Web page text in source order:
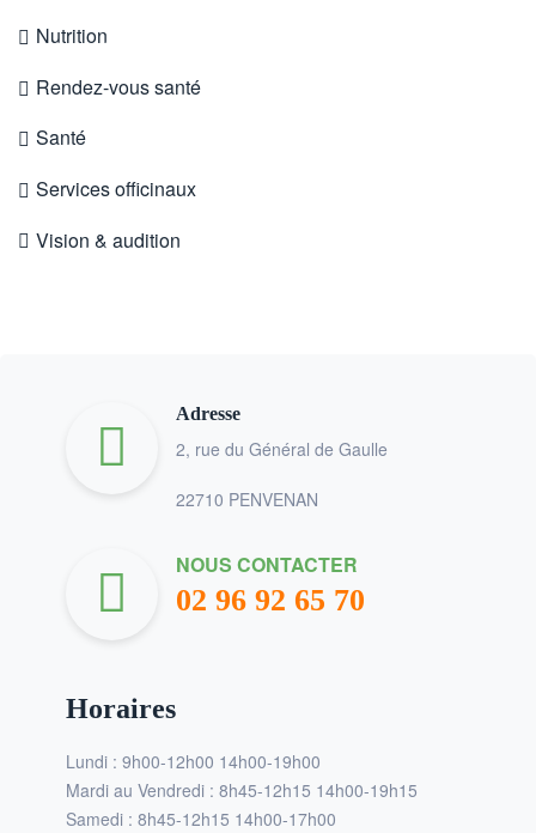
Nutrition
Rendez-vous santé
Santé
Services officinaux
Vision & audition
Adresse
2, rue du Général de Gaulle
22710 PENVENAN
NOUS CONTACTER
02 96 92 65 70
Horaires
Lundi : 9h00-12h00 14h00-19h00
Mardi au Vendredi : 8h45-12h15 14h00-19h15
Samedi : 8h45-12h15 14h00-17h00